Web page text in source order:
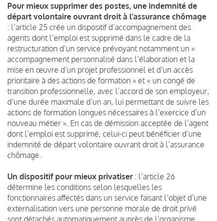
Pour mieux supprimer des postes, une indemnité de
départ volontaire ouvrant droit à l’assurance chômage
: l’article 25 crée un dispositif d’accompagnement des
agents dont l’emploi est supprimé dans le cadre de la
restructuration d’un service prévoyant notamment un «
accompagnement personnalisé dans l’élaboration et la
mise en œuvre d’un projet professionnel et d’un accès
prioritaire à des actions de formation » et « un congé de
transition professionnelle, avec l’accord de son employeur,
d’une durée maximale d’un an, lui permettant de suivre les
actions de formation longues nécessaires à l’exercice d’un
nouveau métier ». En cas de démission acceptée de l’agent
dont l’emploi est supprimé, celui-ci peut bénéficier d’une
indemnité de départ volontaire ouvrant droit à l’assurance
chômage.
Un dispositif pour mieux privatiser : l’article 26
détermine les conditions selon lesquelles les
fonctionnaires affectés dans un service faisant l’objet d’une
externalisation vers une personne morale de droit privé
sont détachés automatiquement auprès de l’organisme